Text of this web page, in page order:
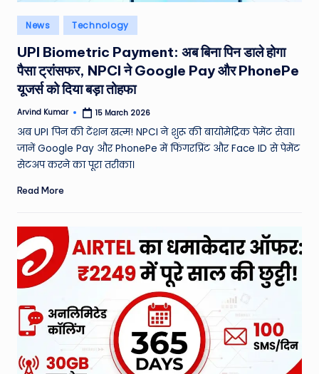
e
w
s
A
ro
u
n
T
h
e
W
o
rl
d
Posted
in
News Technology
UPI Biometric Payment: अब बिना पिन डाले होगा
पैसा ट्रांसफर, NPCI ने Google Pay और PhonePe
यूजर्स को दिया बड़ा तोहफा
Posted
Arvind Kumar 15 March 2026
अब UPI पिन की टेंशन खत्म! NPCI ने शुरू की बायोमेट्रिक पेमेंट सेवा।
जानें Google Pay और PhonePe में फिंगरप्रिंट और Face ID से पेमेंट
सेटअप करने का पूरा तरीका।
Read More